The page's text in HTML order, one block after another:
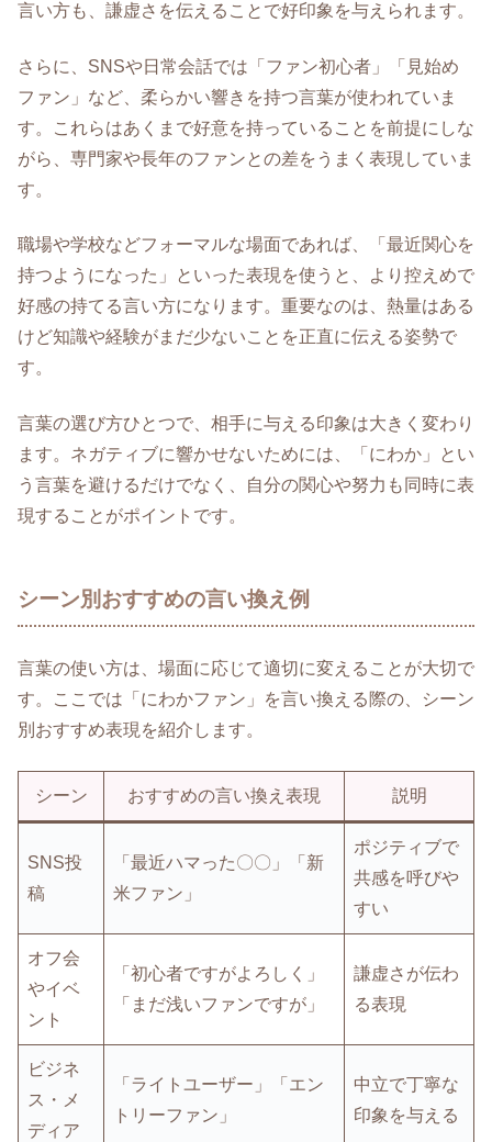
言い方も、謙虚さを伝えることで好印象を与えられます。
さらに、SNSや日常会話では「ファン初心者」「見始め
ファン」など、柔らかい響きを持つ言葉が使われていま
す。これらはあくまで好意を持っていることを前提にしな
がら、専門家や長年のファンとの差をうまく表現していま
す。
職場や学校などフォーマルな場面であれば、「最近関心を
持つようになった」といった表現を使うと、より控えめで
好感の持てる言い方になります。重要なのは、熱量はある
けど知識や経験がまだ少ないことを正直に伝える姿勢で
す。
言葉の選び方ひとつで、相手に与える印象は大きく変わり
ます。ネガティブに響かせないためには、「にわか」とい
う言葉を避けるだけでなく、自分の関心や努力も同時に表
現することがポイントです。
シーン別おすすめの言い換え例
言葉の使い方は、場面に応じて適切に変えることが大切で
す。ここでは「にわかファン」を言い換える際の、シーン
別おすすめ表現を紹介します。
シーン おすすめの言い換え表現 説明
SNS投
稿
「最近ハマった〇〇」「新
米ファン」
ポジティブで
共感を呼びや
すい
オフ会
やイベ
ント
「初心者ですがよろしく」
「まだ浅いファンですが」
謙虚さが伝わ
る表現
ビジネ
ス・メ
ディア
「ライトユーザー」「エン
トリーファン」
中立で丁寧な
印象を与える